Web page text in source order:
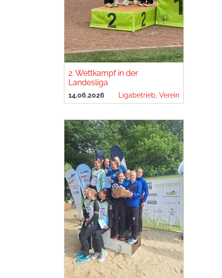
2. Wettkampf in der
Landesliga
14.06.2026 Ligabetrieb Verein